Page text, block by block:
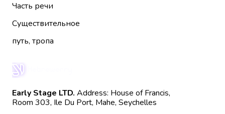
Часть речи
Существительное
путь, тропа
Early Stage LTD. Address: House of Francis,
Room 303, Ile Du Port, Mahe, Seychelles